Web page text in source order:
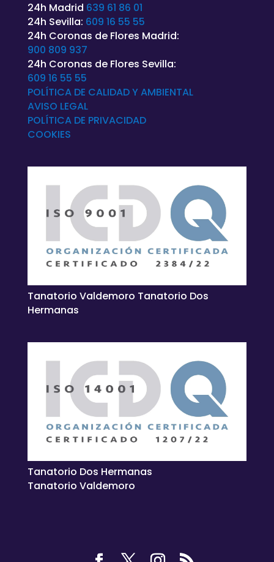
24h Madrid 639 61 86 01
24h Sevilla: 609 16 55 55
24h Coronas de Flores Madrid:
900 809 937
24h Coronas de Flores Sevilla:
609 16 55 55
POLÍTICA DE CALIDAD Y AMBIENTAL
AVISO LEGAL
POLÍTICA DE PRIVACIDAD
COOKIES
Tanatorio Valdemoro Tanatorio Dos
Hermanas
Tanatorio Dos Hermanas
Tanatorio Valdemoro